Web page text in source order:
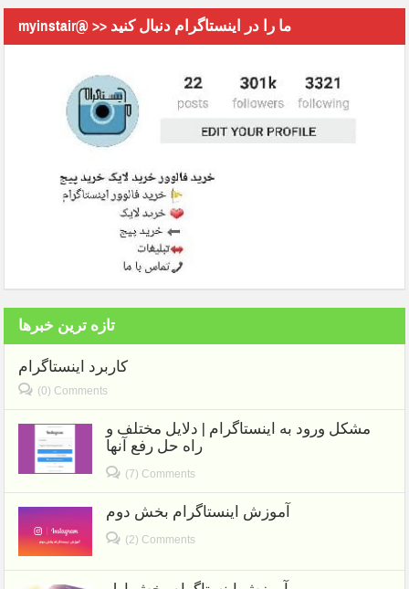
myinstair@ >> ما را در اینستاگرام دنبال کنید
تازه ترین خبرها
کاربرد اینستاگرام
(0) Comments
مشکل ورود به اینستاگرام | دلایل مختلف و
راه حل رفع آنها
(7) Comments
آموزش اینستاگرام بخش دوم
(2) Comments